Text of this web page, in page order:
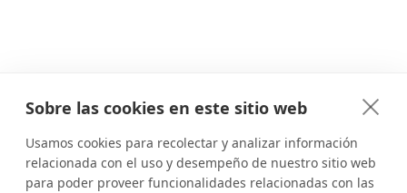
Sobre las cookies en este sitio web
Usamos cookies para recolectar y analizar información
relacionada con el uso y desempeño de nuestro sitio web
para poder proveer funcionalidades relacionadas con las